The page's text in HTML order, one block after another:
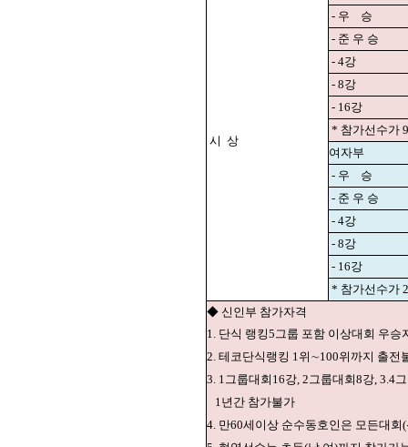
시 상
- 우 승
- 준 우 승
- 4강
- 8강
- 16강
* 참가선수가
여자부
- 우 승
- 준 우 승
- 4강
- 8강
- 16강
* 참가선수가
◆ 신인부 참가자격
1. 단식 랭킹5그룹 포함 이상대회 우
2. 테코단식랭킹 1위∼100위까지 출전
3. 1그룹대회16강, 2그룹대회8강, 3.4
1년간 참가불가
4. 만60세이상 순수동호인은 모든대